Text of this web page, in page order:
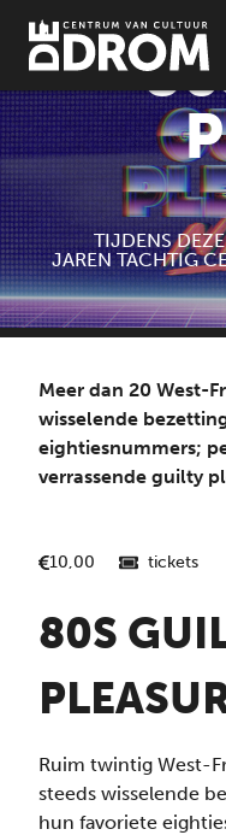
TIJDENS
JAREN TACHTIG
Meer dan 20 West-
wisselende
eightiesnummers;
verrassende guilty
10,00 tickets
80S
Ruim twintig West-
steeds wisselende
hun favoriete